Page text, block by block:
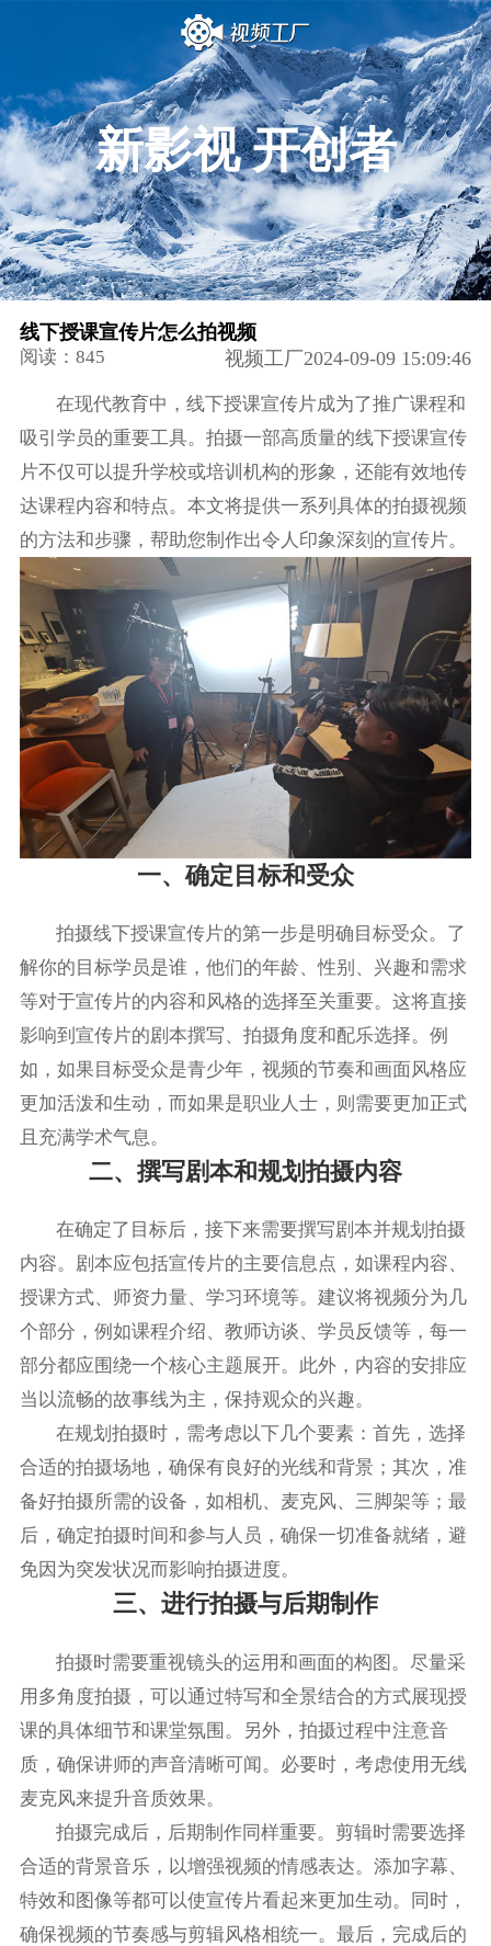
新影视 开创者
线下授课宣传片怎么拍视频
阅读：845 视频工厂2024-09-09 15:09:46
在现代教育中，线下授课宣传片成为了推广课程和
吸引学员的重要工具。拍摄一部高质量的线下授课宣传
片不仅可以提升学校或培训机构的形象，还能有效地传
达课程内容和特点。本文将提供一系列具体的拍摄视频
的方法和步骤，帮助您制作出令人印象深刻的宣传片。
一、确定目标和受众
拍摄线下授课宣传片的第一步是明确目标受众。了
解你的目标学员是谁，他们的年龄、性别、兴趣和需求
等对于宣传片的内容和风格的选择至关重要。这将直接
影响到宣传片的剧本撰写、拍摄角度和配乐选择。例
如，如果目标受众是青少年，视频的节奏和画面风格应
更加活泼和生动，而如果是职业人士，则需要更加正式
且充满学术气息。
二、撰写剧本和规划拍摄内容
在确定了目标后，接下来需要撰写剧本并规划拍摄
内容。剧本应包括宣传片的主要信息点，如课程内容、
授课方式、师资力量、学习环境等。建议将视频分为几
个部分，例如课程介绍、教师访谈、学员反馈等，每一
部分都应围绕一个核心主题展开。此外，内容的安排应
当以流畅的故事线为主，保持观众的兴趣。
在规划拍摄时，需考虑以下几个要素：首先，选择
合适的拍摄场地，确保有良好的光线和背景；其次，准
备好拍摄所需的设备，如相机、麦克风、三脚架等；最
后，确定拍摄时间和参与人员，确保一切准备就绪，避
免因为突发状况而影响拍摄进度。
三、进行拍摄与后期制作
拍摄时需要重视镜头的运用和画面的构图。尽量采
用多角度拍摄，可以通过特写和全景结合的方式展现授
课的具体细节和课堂氛围。另外，拍摄过程中注意音
质，确保讲师的声音清晰可闻。必要时，考虑使用无线
麦克风来提升音质效果。
拍摄完成后，后期制作同样重要。剪辑时需要选择
合适的背景音乐，以增强视频的情感表达。添加字幕、
特效和图像等都可以使宣传片看起来更加生动。同时，
确保视频的节奏感与剪辑风格相统一。最后，完成后的